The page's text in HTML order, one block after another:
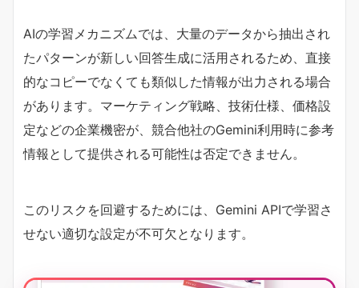
AIの学習メカニズムでは、大量のデータから抽出され
たパターンが新しい回答生成に活用されるため、直接
的なコピーでなくても類似した情報が出力される場合
があります。マーケティング戦略、技術仕様、価格設
定などの企業機密が、競合他社のGemini利用時に参考
情報として提供される可能性は否定できません。
このリスクを回避するためには、Gemini APIで学習さ
せない適切な設定が不可欠となります。